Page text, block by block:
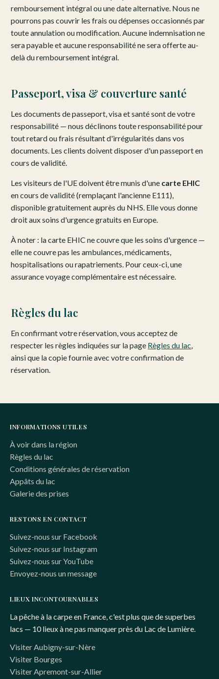
remboursement intégral ou une date alternative. Nous ne
pourrons pas couvrir les frais ou dépenses occasionnés par
toute annulation ou modification. Aucune indemnisation ne
sera payable et aucune responsabilité ne sera offerte au-
delà du remboursement intégral.
Passeport, visa & couverture santé
Les documents de passeport, visa et santé sont de votre
responsabilité — nous déclinons toute responsabilité pour
tout retard ou frais résultant d'irrégularités dans vos
documents. Les clients doivent disposer d'un passeport en
cours de validité.
Les visiteurs de l'UE doivent être munis d'une carte EHIC
en cours de validité (remplaçant l'ancienne E111),
disponible gratuitement auprès du NHS. Elle vous donne
droit aux soins d'urgence gratuits en Europe.
À noter : la carte EHIC ne couvre que les soins d'urgence —
elle ne couvre pas les ambulances, médicaments,
hospitalisations ou rapatriements. Pour ceux-ci, une
assurance voyage complémentaire est nécessaire.
Règles du lac
En confirmant votre réservation, vous acceptez de
respecter les règles indiquées sur la page Règles du lac,
ainsi que la copie fournie avec votre confirmation de
réservation.
INFORMATIONS UTILES
À voir dans la région
Règles du lac
Conditions générales de réservation
Appâts du lac
Galerie des prises
RESTONS EN CONTACT
Suivez-nous sur Facebook
Suivez-nous sur Instagram
Suivez-nous sur YouTube
Envoyez-nous un message
LIEUX INCONTOURNABLES
La pêche à la carpe en France, c'est plus que de superbes
lacs — 10 lieux à ne pas manquer près du Lac de Lumière.
Visiter Aubigny-sur-Nère
Visiter Bourges
Visiter Apremont-sur-Allier